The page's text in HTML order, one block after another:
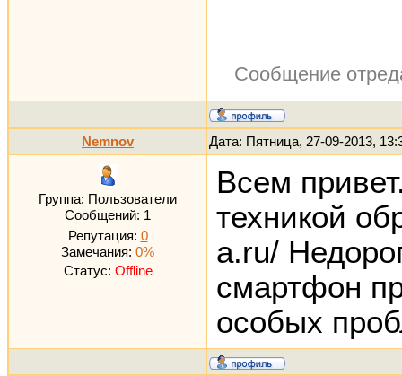
Сообщение
Nemnov Дата: Пятница, 27-09-2013,
Группа: Пользователи
Сообщений: 1
Репутация: 0
Замечания: 0%
Статус: Offline
Всем
техникой
a.ru/
смартфон
особых